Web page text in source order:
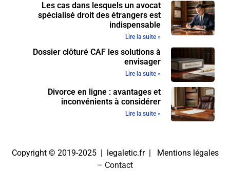
Les cas dans lesquels un avocat
spécialisé droit des étrangers est
indispensable
Lire la suite »
Dossier clôturé CAF les solutions à
envisager
Lire la suite »
Divorce en ligne : avantages et
inconvénients à considérer
Lire la suite »
Copyright © 2019-2025 | legaletic.fr |
Mentions légales
– Contact